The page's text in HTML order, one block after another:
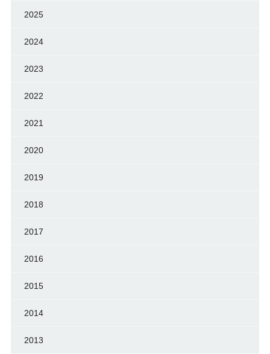
2025
2024
2023
2022
2021
2020
2019
2018
2017
2016
2015
2014
2013